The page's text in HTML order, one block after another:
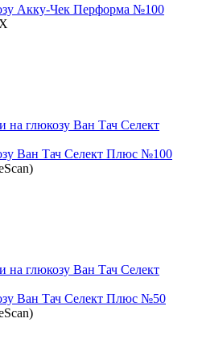
Акку-Чек Перформа №100
Ван Тач Селект Плюс №100
Ван Тач Селект Плюс №50